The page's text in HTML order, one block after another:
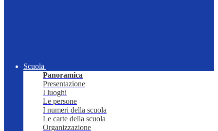
Scuola
Panoramica
Presentazione
I luoghi
Le persone
I numeri della scuola
Le carte della scuola
Organizzazione